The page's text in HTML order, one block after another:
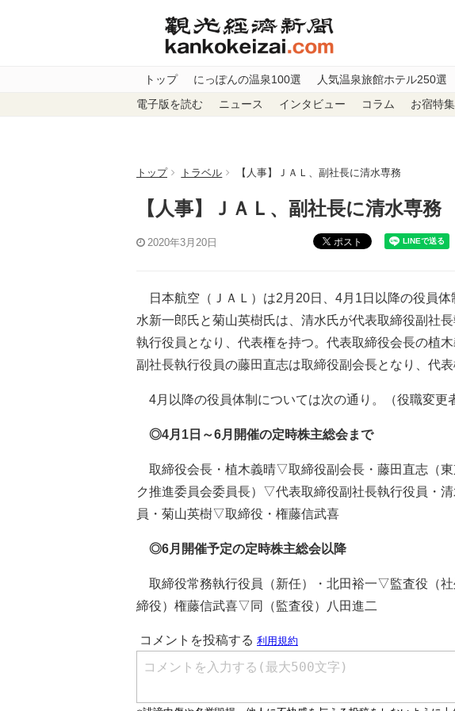
トップ にっぽんの温泉100選 人気温泉旅館ホテル250選
電子版を読む ニュース インタビュー コラム お宿特集
トップ トラベル 【人事】ＪＡＬ、副社長に清水専務
【人事】ＪＡＬ、副社長に清水専務
2020年3月20日 ポスト
日本航空（ＪＡＬ）は2月20日、4月1日以降の役員
水新一郎氏と菊山英樹氏は、清水氏が代表取締役副社
執行役員となり、代表権を持つ。代表取締役会長の植
副社長執行役員の藤田直志は取締役副会長となり、代表
4月以降の役員体制については次の通り。（役職変更
◎4月1日～6月開催の定時株主総会まで
取締役会長・植木義晴▽取締役副会長・藤田直志（
ク推進委員会委員長）▽代表取締役副社長執行役員・
員・菊山英樹▽取締役・権藤信武喜
◎6月開催予定の定時株主総会以降
取締役常務執行役員（新任）・北田裕一▽監査役（
締役）権藤信武喜▽同（監査役）八田進二